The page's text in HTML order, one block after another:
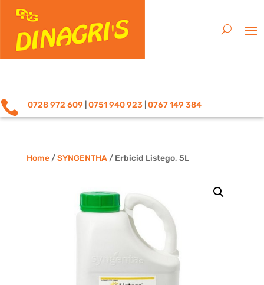
 0728 972 609 0751 940 923 0767 149 384
Home/SYNGENTHA/ Erbicid Listego, 5L